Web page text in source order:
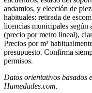
andamios, y elección de
habituales: retirada de
licencias municipales según
(precio por metro lineal),
Precios por m²
presupuesto. Confirma
permisos.
Datos orientativos basados
Humedades.com.